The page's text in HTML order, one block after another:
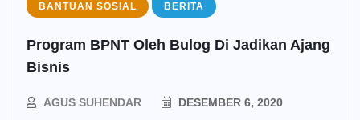
BANTUAN SOSIAL BERITA
Program BPNT Oleh Bulog Di Jadikan Ajang
Bisnis
AGUS SUHENDAR DESEMBER 6, 2020